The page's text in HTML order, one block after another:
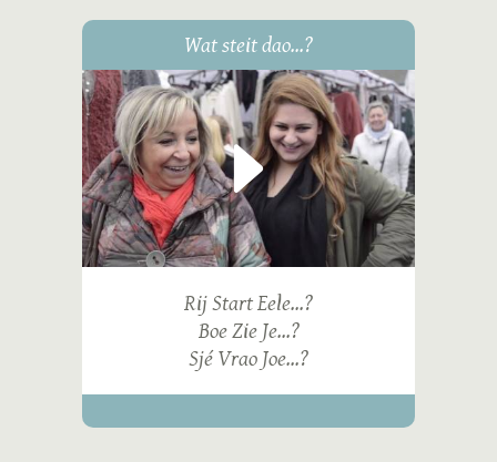
Wat steit dao...?
Rij Start Eele...?
Boe Zie Je...?
Sjé Vrao Joe...?